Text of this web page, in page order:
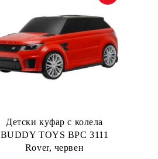
Детски куфар с колела
BUDDY TOYS BPC 3111
Rover, червен